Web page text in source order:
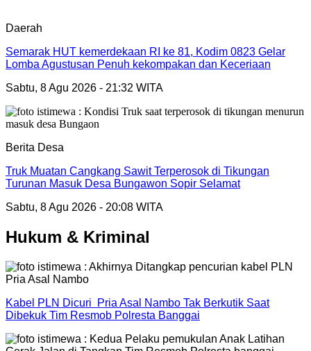
Daerah
Semarak HUT kemerdekaan RI ke 81, Kodim 0823 Gelar
Lomba Agustusan Penuh kekompakan dan Keceriaan
Sabtu, 8 Agu 2026 - 21:32 WITA
Berita Desa
Truk Muatan Cangkang Sawit Terperosok di Tikungan
Turunan Masuk Desa Bungawon Sopir Selamat
Sabtu, 8 Agu 2026 - 20:08 WITA
Hukum & Kriminal
Kabel PLN Dicuri Pria Asal Nambo Tak Berkutik Saat
Dibekuk Tim Resmob Polresta Banggai